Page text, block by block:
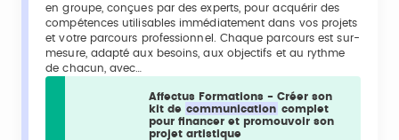
en groupe, conçues par des experts, pour acquérir des
compétences utilisables immédiatement dans vos projets
et votre parcours professionnel. Chaque parcours est sur-
mesure, adapté aux besoins, aux objectifs et au rythme
de chacun, avec…
Affectus Formations - Créer son
kit de communication complet
pour financer et promouvoir son
projet artistique